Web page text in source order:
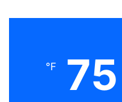
75
℉